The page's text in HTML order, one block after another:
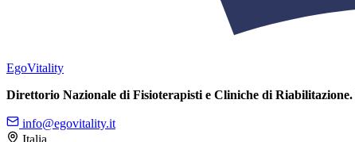
EgoVitality
Direttorio Nazionale di Fisioterapisti e Cliniche di Riabilitazione.
info@egovitality.it